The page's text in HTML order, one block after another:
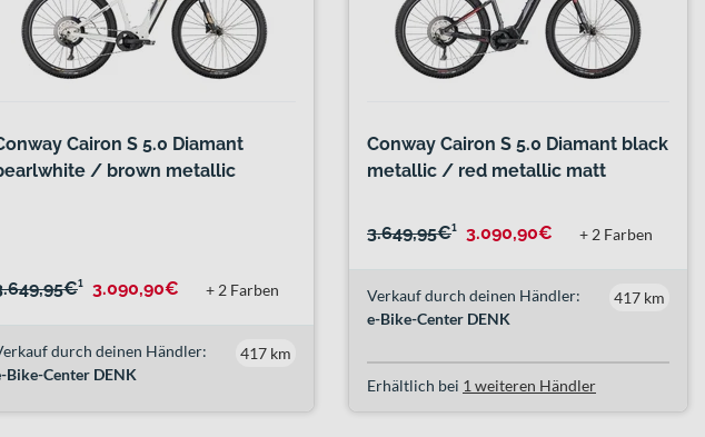
Cairon S 5.0 Diamant
/ brown metallic
¹ 3.090,90€ + 2 Farben
durch deinen Händler:
Bike-Center DENK
417 km
Conway Cairon S 5.0 Diamant black
metallic / red metallic matt
3.649,95€¹ 3.090,90€ + 2 Farben
Verkauf durch deinen Händler:
e-Bike-Center DENK
417 km
Erhältlich bei 1 weiteren Händler